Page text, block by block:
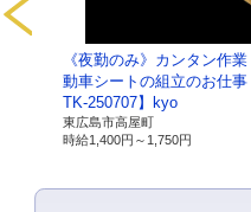
1.当社の名
称及び住
所、代表者
の氏名
名称：有限会
住所：広島県
代表者：磯部
《夜勤のみ》カンタン作業
動車シートの組立のお仕事
TK-250707】kyo
東広島市高屋町
時給1,400円～ 1,750円